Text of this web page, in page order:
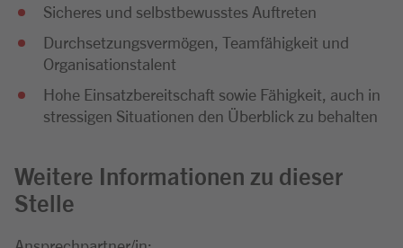
Sicheres und selbstbewusstes Auftreten
Durchsetzungsvermögen, Teamfähigkeit und
Organisationstalent
Hohe Einsatzbereitschaft sowie Fähigkeit, auch in
stressigen Situationen den Überblick zu behalten
Weitere Informationen zu dieser
Stelle